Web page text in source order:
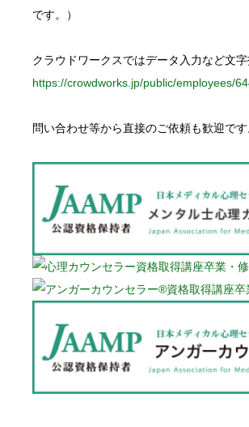
です。）
クラウドワークスではデータ入力など文
https://crowdworks.jp/public/employees/
問い合わせ等から直接のご依頼も歓迎です